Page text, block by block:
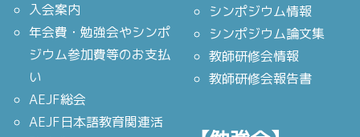
入会案内
年会費・勉強会やシンポ
ジウム参加費等のお支払
い
AEJF総会
AEJF日本語教育関連活
シンポジウム情報
シンポジウム論文集
教師研修会情報
教師研修会報告書